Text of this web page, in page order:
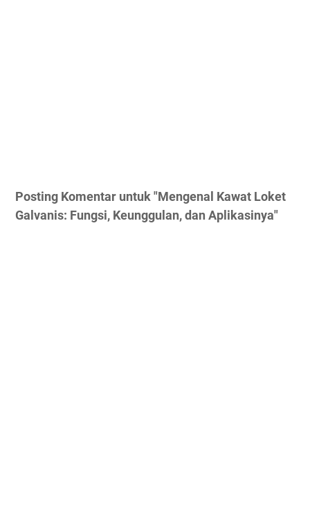
Posting Komentar untuk "Mengenal Kawat Loket
Galvanis: Fungsi, Keunggulan, dan Aplikasinya"